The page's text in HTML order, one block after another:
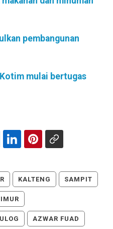
pembangunan
mulai bertugas
KALTENG SAMPIT
AZWAR FUAD